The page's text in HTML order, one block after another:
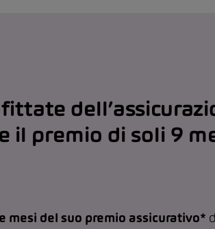
il premio di soli 9
mesi del suo premio assicurativo*